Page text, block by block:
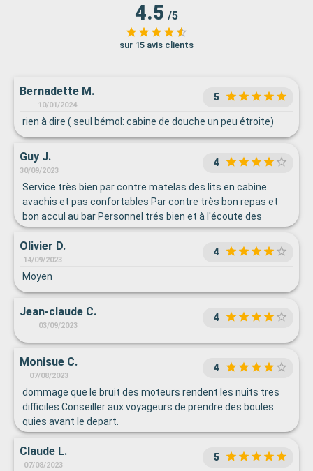
4.5 /5
sur 15 avis clients
Bernadette M.
10/01/2024
5
rien à dire ( seul bémol: cabine de douche un peu étroite)
Guy J.
30/09/2023
4
Service très bien par contre matelas des lits en cabine
avachis et pas confortables Par contre très bon repas et
bon accul au bar Personnel trés bien et à l'écoute des
passagers
Olivier D.
14/09/2023
4
Moyen
Jean-claude C.
03/09/2023
4
Monisue C.
07/08/2023
4
dommage que le bruit des moteurs rendent les nuits tres
difficiles.Conseiller aux voyageurs de prendre des boules
quies avant le depart.
Claude L.
07/08/2023
5